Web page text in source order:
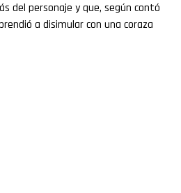
del personaje y que, según contó
a disimular con una coraza